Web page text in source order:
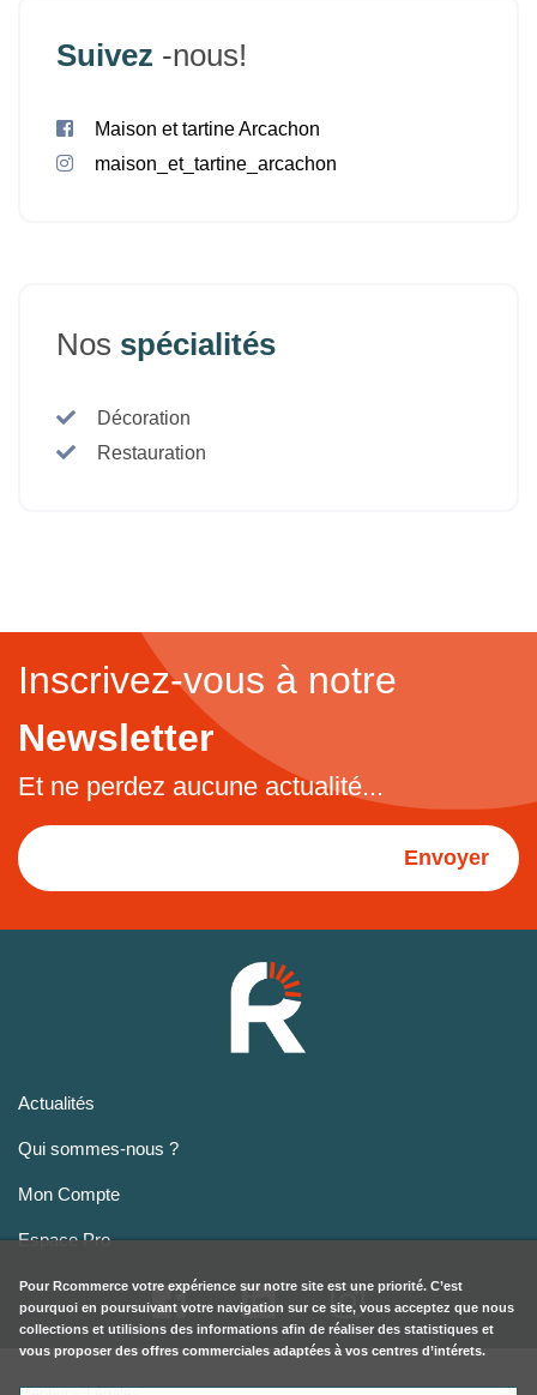
Suivez -nous!
Maison et tartine Arcachon
maison_et_tartine_arcachon
Nos spécialités
Décoration
Restauration
Inscrivez-vous à notre
Newsletter
Et ne perdez aucune actualité...
Envoyer
Actualités
Qui sommes-nous ?
Mon Compte
Espace Pro
Pour Rcommerce votre expérience sur notre site est une priorité. C’est
pourquoi en poursuivant votre navigation sur ce site, vous acceptez que nous
collections et utilisions des informations afin de réaliser des statistiques et
vous proposer des offres commerciales adaptées à vos centres d’intérets.